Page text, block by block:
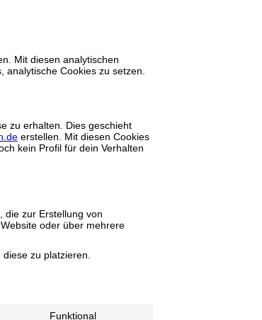
Mit diesen analytischen
Cookies zu setzen.
zu erhalten. Dies geschieht
erstellen. Mit diesen Cookies
kein Profil für dein Verhalten
die zur Erstellung von
oder über mehrere
zu platzieren.
Funktional